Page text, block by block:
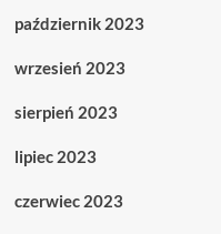
październik 2023
wrzesień 2023
sierpień 2023
lipiec 2023
czerwiec 2023